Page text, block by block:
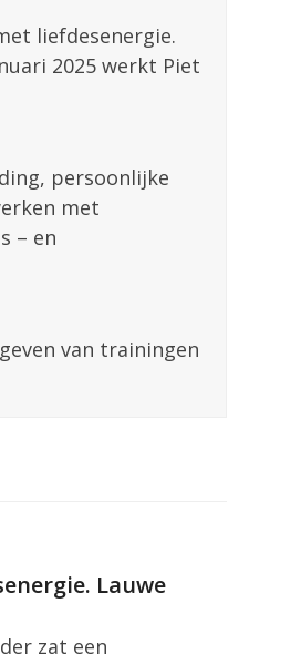
liefdesenergie.
2025 werkt Piet
persoonlijke
met
– en
van trainingen
Lauwe
zat een